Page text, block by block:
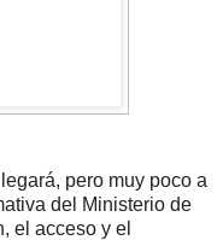
pero muy poco a
del Ministerio de
el acceso y el